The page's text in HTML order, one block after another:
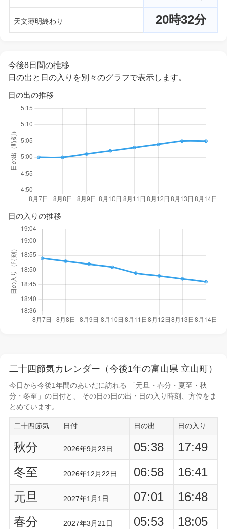
天文薄明終わり 20時32分
今後8日間の推移
日の出と日の入りを別々のグラフで表示します。
日の出の推移
日の入りの推移
二十四節気カレンダー（今後1年の富山県 立山町）
今日から今後1年間のあいだに訪れる 「元旦・春分・夏至・秋
分・冬至」の日付と、 その日の日の出・日の入り時刻
、方位をま
とめています。
二十四節気 日付 日の出 日の入り
秋分 2026年9月23日 05:38
17:49
冬至
2026年12月22日 06:58
16:41
元旦
2027年1月1日 07:01
16:48
春分
2027年3月21日 05:53
18:05